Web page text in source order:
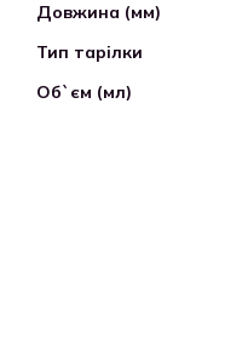
Довжина (мм)
Тип тарілки
Об`єм (мл)